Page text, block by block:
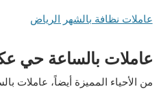
عاملات نظافة بالشهر الرياض
عاملات بالساعة حي
من الأحياء المميزة أيضاً، عاملات